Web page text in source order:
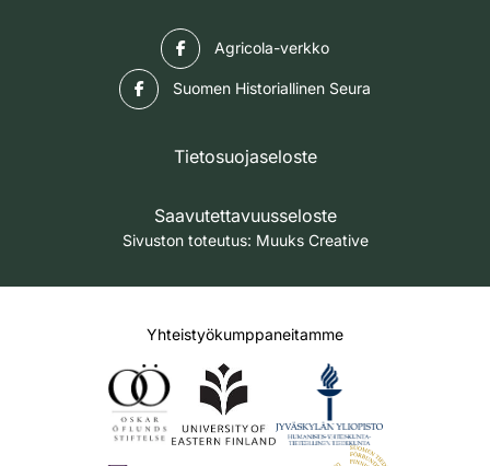
Agricola-verkko
Suomen Historiallinen Seura
Tietosuojaseloste
Saavutettavuusseloste
Sivuston toteutus: Muuks Creative
Yhteistyökumppaneitamme